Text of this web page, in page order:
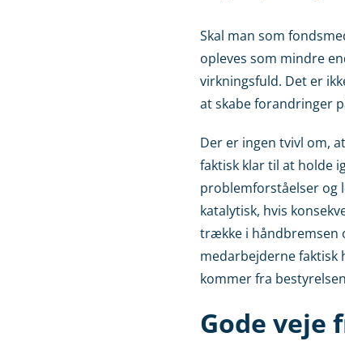
Skal man som
opleves som mindre
virkningsfuld. Det er
at skabe forandringer
Der er ingen tvivl om,
faktisk klar til at holde
problemforståelser og
katalytisk, hvis
trække i håndbremsen
medarbejderne faktisk
kommer fra
Gode veje